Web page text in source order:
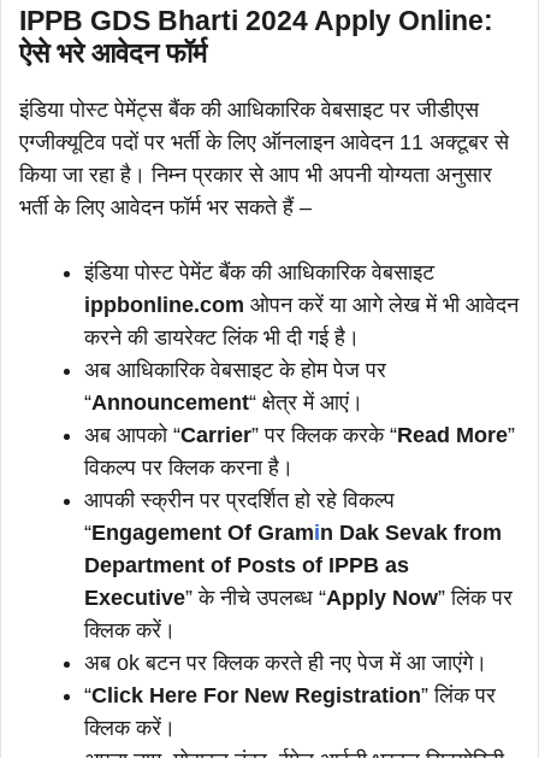
IPPB GDS Bharti 2024 Apply Online:
ऐसे भरे आवेदन फॉर्म
इंडिया पोस्ट पेमेंट्स बैंक की आधिकारिक वेबसाइट पर जीडीएस
एग्जीक्यूटिव पदों पर भर्ती के लिए ऑनलाइन आवेदन 11 अक्टूबर से
किया जा रहा है। निम्न प्रकार से आप भी अपनी योग्यता अनुसार
भर्ती के लिए आवेदन फॉर्म भर सकते हैं –
इंडिया पोस्ट पेमेंट बैंक की आधिकारिक वेबसाइट
ippbonline.com ओपन करें या आगे लेख में भी आवेदन
करने की डायरेक्ट लिंक भी दी गई है।
अब आधिकारिक वेबसाइट के होम पेज पर
“Announcement“ क्षेत्र में आएं।
अब आपको “Carrier” पर क्लिक करके “Read More”
विकल्प पर क्लिक करना है।
आपकी स्क्रीन पर प्रदर्शित हो रहे विकल्प
“Engagement Of Gramin Dak Sevak from
Department of Posts of IPPB as
Executive” के नीचे उपलब्ध “Apply Now” लिंक पर
क्लिक करें।
अब ok बटन पर क्लिक करते ही नए पेज में आ जाएंगे।
“Click Here For New Registration” लिंक पर
क्लिक करें।